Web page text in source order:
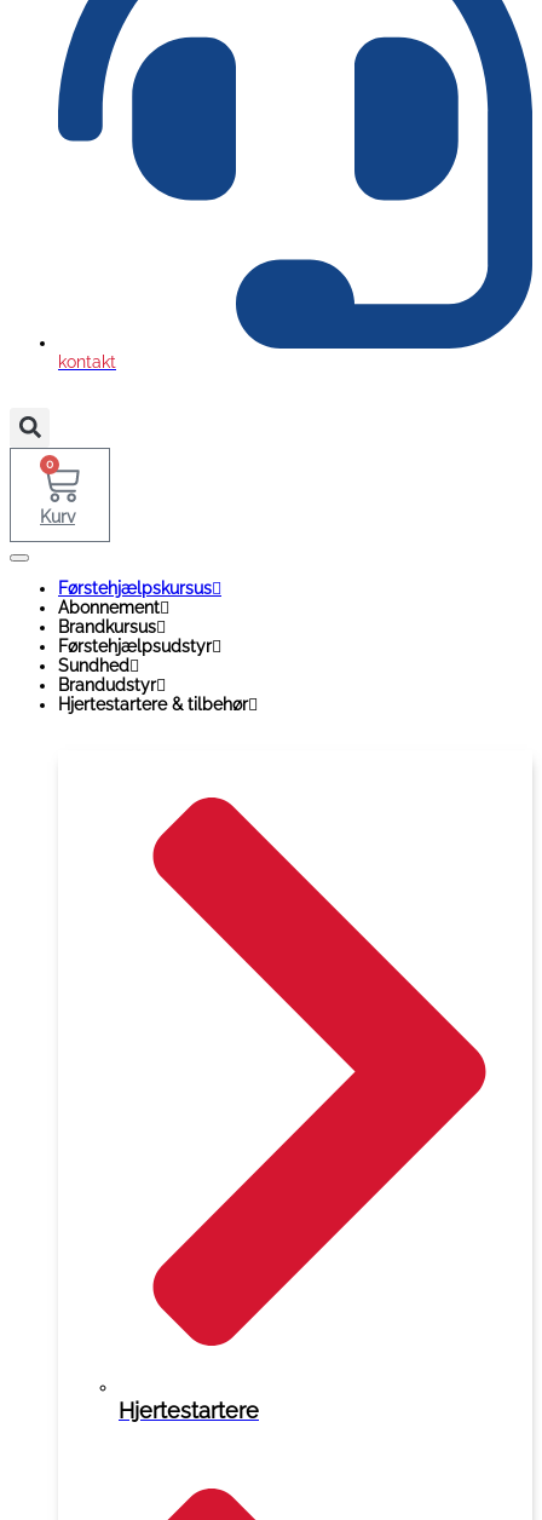
kontakt
0
Kurv
Førstehjælpskursus
Abonnement
Brandkursus
Førstehjælpsudstyr
Sundhed
Brandudstyr
Hjertestartere & tilbehør
Hjertestartere